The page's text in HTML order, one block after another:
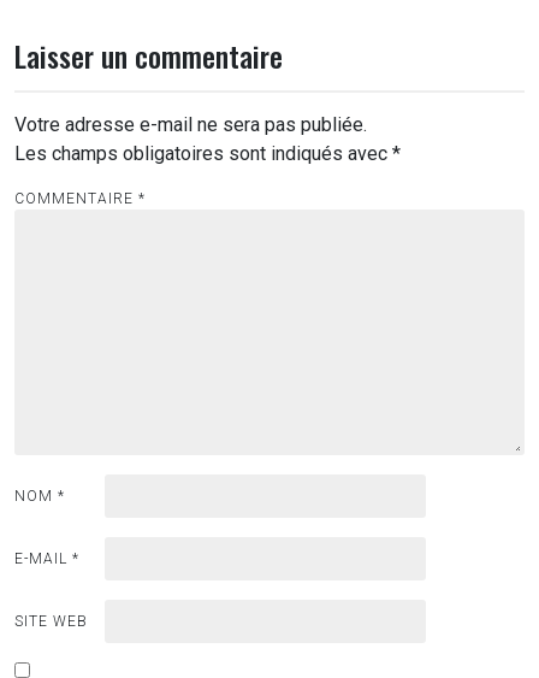
Laisser un commentaire
Votre adresse e-mail ne sera pas publiée.
Les champs obligatoires sont indiqués avec *
COMMENTAIRE *
NOM *
E-MAIL *
SITE WEB